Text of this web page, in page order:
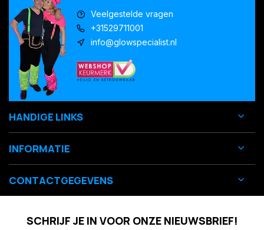
Veelgestelde vragen
+31529711001
info@glowspecialist.nl
HANDIGE LINKS
INFORMATIE
CONTACTGEGEVENS
SCHRIJF JE IN VOOR ONZE NIEUWSBRIEF!